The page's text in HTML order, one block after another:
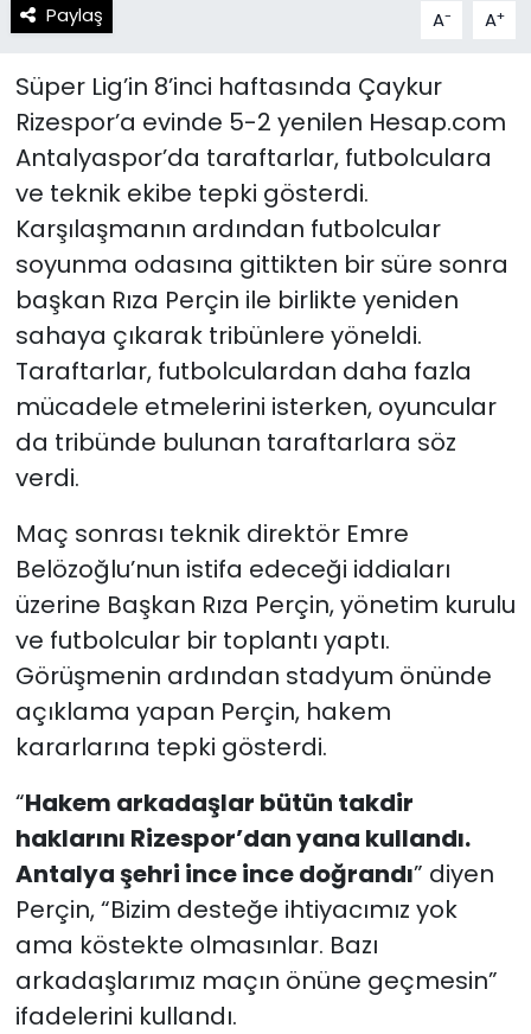
Paylaş A- A+
Süper Lig’in 8’inci haftasında Çaykur
Rizespor’a evinde 5-2 yenilen Hesap.com
Antalyaspor’da taraftarlar, futbolculara
ve teknik ekibe tepki gösterdi.
Karşılaşmanın ardından futbolcular
soyunma odasına gittikten bir süre sonra
başkan Rıza Perçin ile birlikte yeniden
sahaya çıkarak tribünlere yöneldi.
Taraftarlar, futbolculardan daha fazla
mücadele etmelerini isterken, oyuncular
da tribünde bulunan taraftarlara söz
verdi.
Maç sonrası teknik direktör Emre
Belözoğlu’nun istifa edeceği iddiaları
üzerine Başkan Rıza Perçin, yönetim kurulu
ve futbolcular bir toplantı yaptı.
Görüşmenin ardından stadyum önünde
açıklama yapan Perçin, hakem
kararlarına tepki gösterdi.
“Hakem arkadaşlar bütün takdir
haklarını Rizespor’dan yana kullandı.
Antalya şehri ince ince doğrandı” diyen
Perçin, “Bizim desteğe ihtiyacımız yok
ama köstekte olmasınlar. Bazı
arkadaşlarımız maçın önüne geçmesin”
ifadelerini kullandı.